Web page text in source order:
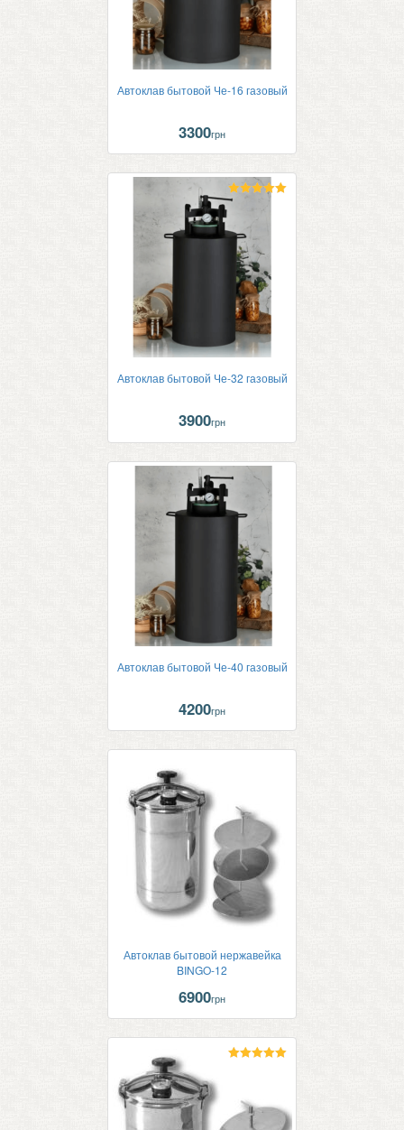
Автоклав бытовой Че-16 газовый
3300грн
из 5
Автоклав бытовой Че-32 газовый
3900грн
Автоклав бытовой Че-40 газовый
4200грн
Автоклав бытовой нержавейка
BINGO-12
6900грн